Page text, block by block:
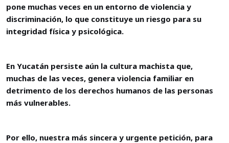
pone muchas veces en un entorno de violencia y
discriminación, lo que constituye un riesgo para su
integridad física y psicológica.
En Yucatán persiste aún la cultura machista que,
muchas de las veces, genera violencia familiar en
detrimento de los derechos humanos de las personas
más vulnerables.
Por ello, nuestra más sincera y urgente petición, para